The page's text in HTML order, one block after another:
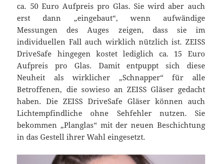
ca. 50 Euro Aufpreis pro Glas. Sie wird aber auch
erst dann „eingebaut“, wenn aufwändige
Messungen des Auges zeigen, dass sie im
individuellen Fall auch wirklich nützlich ist. ZEISS
DriveSafe hingegen kostet lediglich ca. 15 Euro
Aufpreis pro Glas. Damit entpuppt sich diese
Neuheit als wirklicher „Schnapper“ für alle
Betroffenen, die sowieso an ZEISS Gläser gedacht
haben. Die ZEISS DriveSafe Gläser können auch
Lichtempfindliche ohne Sehfehler nutzen. Sie
bekommen „Planglas“ mit der neuen Beschichtung
in das Gestell ihrer Wahl eingesetzt.